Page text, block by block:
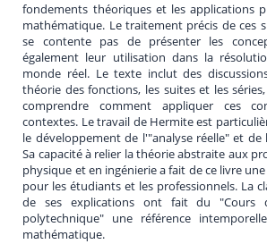
fondements théoriques et les applications
mathématique. Le traitement précis de ces
se contente pas de présenter les
également leur utilisation dans la
monde réel. Le texte inclut des
théorie des fonctions, les suites et les
comprendre comment appliquer ces
contextes. Le travail de Hermite est
le développement de l'"analyse réelle" et de
Sa capacité à relier la théorie abstraite aux
physique et en ingénierie a fait de ce livre
pour les étudiants et les professionnels. La
de ses explications ont fait du "Cours
polytechnique" une référence
mathématique.